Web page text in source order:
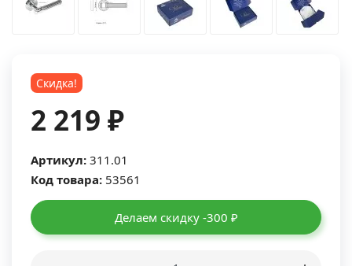
Скидка!
2 219 ₽
Артикул: 311.01
Код товара: 53561
Делаем скидку -300 ₽